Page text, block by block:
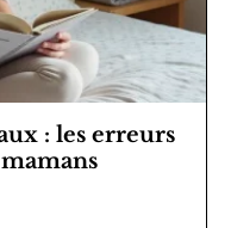
: les erreurs